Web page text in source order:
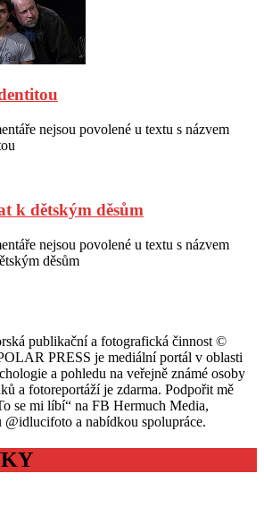
nejsou povolené u textu s názvem
k dětským děsům
nejsou povolené u textu s názvem
děsům
publikační a fotografická činnost ©
PRESS je mediální portál v oblasti
a pohledu na veřejně známé osoby
a fotoreportáží je zdarma. Podpořit mě
se mi líbí“ na FB Hermuch Media,
@idlucifoto a nabídkou spolupráce.